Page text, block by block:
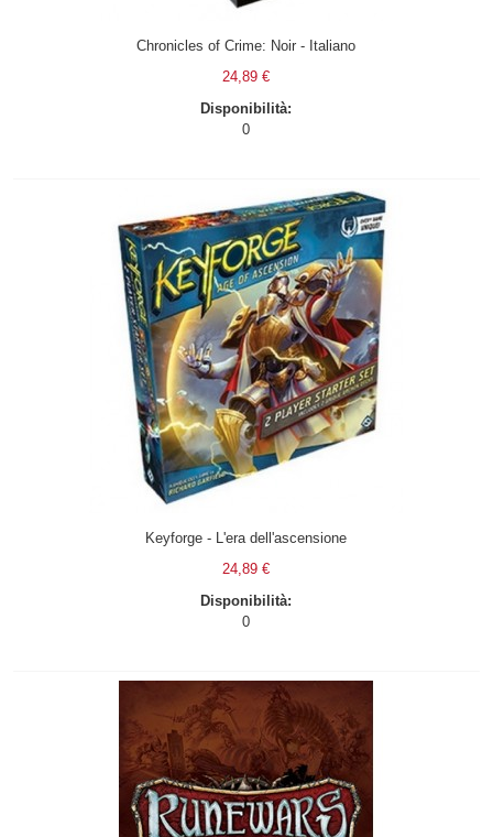
Chronicles of Crime: Noir - Italiano
24,89 €
Disponibilità:
0
Keyforge - L'era dell'ascensione
24,89 €
Disponibilità:
0